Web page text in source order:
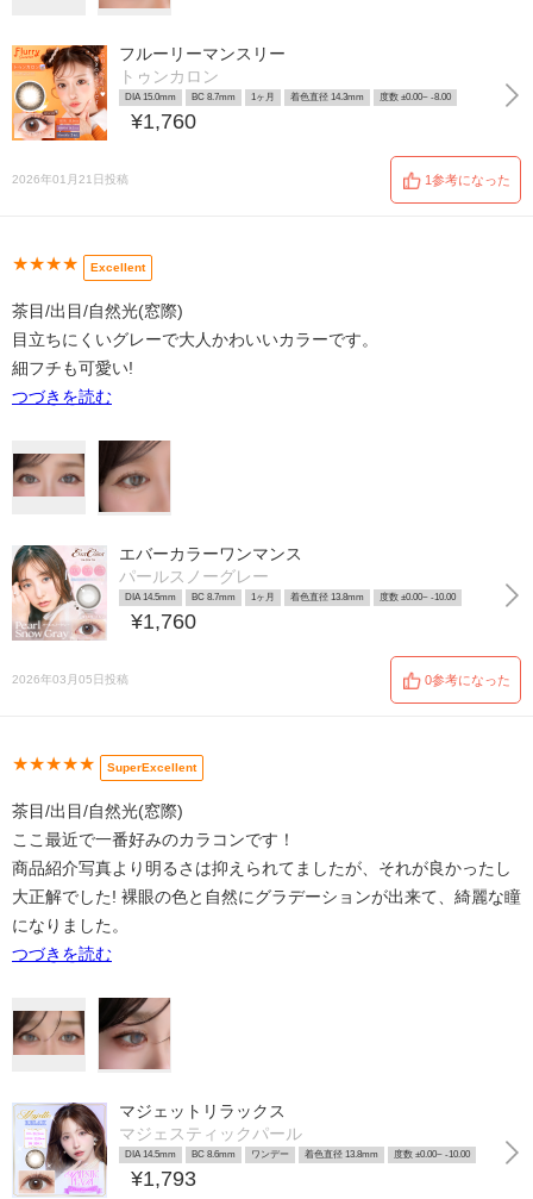
フルーリーマンスリー
トゥンカロン
DIA 15.0mm BC 8.7mm 1ヶ月 着色直径 14.3mm 度数 ±0.00~ -8.00
¥1,760
2026年01月21日投稿 1参考になった
★★★★ Excellent
茶目/出目/自然光(窓際)
目立ちにくいグレーで大人かわいいカラーです。
細フチも可愛い!
つづきを読む
エバーカラーワンマンス
パールスノーグレー
DIA 14.5mm BC 8.7mm 1ヶ月 着色直径 13.8mm 度数 ±0.00~ -10.00
¥1,760
2026年03月05日投稿 0参考になった
★★★★★ SuperExcellent
茶目/出目/自然光(窓際)
ここ最近で一番好みのカラコンです！
商品紹介写真より明るさは抑えられてましたが、それが良かったし
大正解でした! 裸眼の色と自然にグラデーションが出来て、綺麗な瞳
になりました。
つづきを読む
マジェットリラックス
マジェスティックパール
DIA 14.5mm BC 8.6mm ワンデー 着色直径 13.8mm 度数 ±0.00~ -10.00
¥1,793